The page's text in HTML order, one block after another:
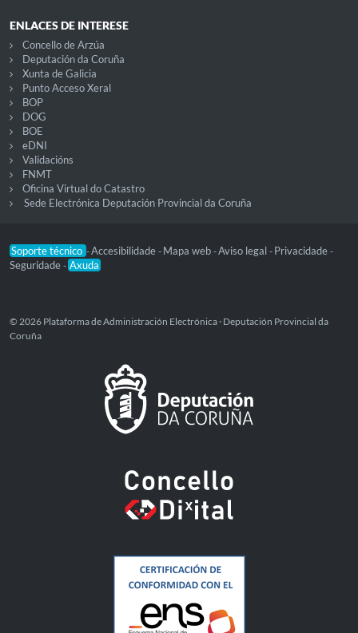
ENLACES DE INTERESE
Concello de Arzúa
Deputación da Coruña
Xunta de Galicia
Punto Acceso Xeral
BOP
DOG
BOE
eDNI
Validacións
FNMT
Oficina Virtual do Catastro
Sede Electrónica Deputación Provincial da Coruña
Soporte técnico -Accesibilidade - Mapa web -Aviso legal - Privacidade -
Seguridade - Axuda
© 2026 Plataforma de Administración Electrónica · Deputación Provincial da
Coruña